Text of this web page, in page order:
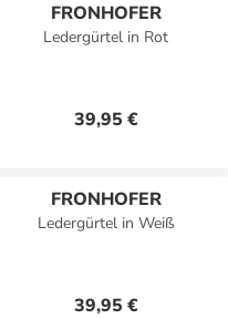
FRONHOFER
Ledergürtel in Rot
39,95 €
FRONHOFER
Ledergürtel in Weiß
39,95 €